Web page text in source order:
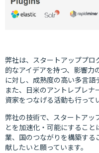
弊社は、スタートアッププロ
的なアイデアを持つ、影響
に対し、成熟度の高い多言語
また、日米のアントレプレ
資家をつなげる活動も行って
弊社の技術で、スタートアッ
とを加速化・可能にするこ
業、国のつながりを構築す
献したいと願っています。